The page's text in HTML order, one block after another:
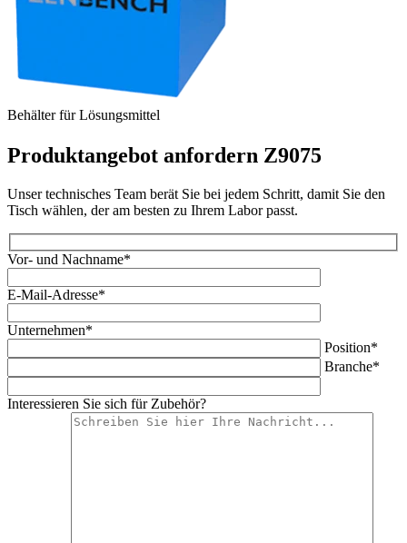
Behälter für Lösungsmittel
Produktangebot anfordern Z9075
Unser technisches Team berät Sie bei jedem Schritt, damit Sie den
Tisch wählen, der am besten zu Ihrem Labor passt.
Vor- und Nachname*
E-Mail-Adresse*
Unternehmen*
Position*
Branche*
Interessieren Sie sich für Zubehör?